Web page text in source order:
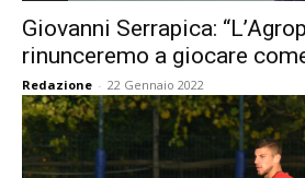
Giovanni Serrapica:
rinunceremo a giocare
Redazione - 22 Gennaio 2022